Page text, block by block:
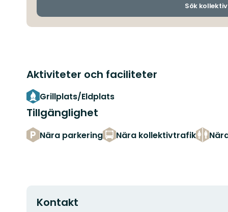
Sök
Aktiviteter och faciliteter
Grillplats/Eldplats
Tillgänglighet
Nära parkering Nära kollektivtrafik
Kontakt